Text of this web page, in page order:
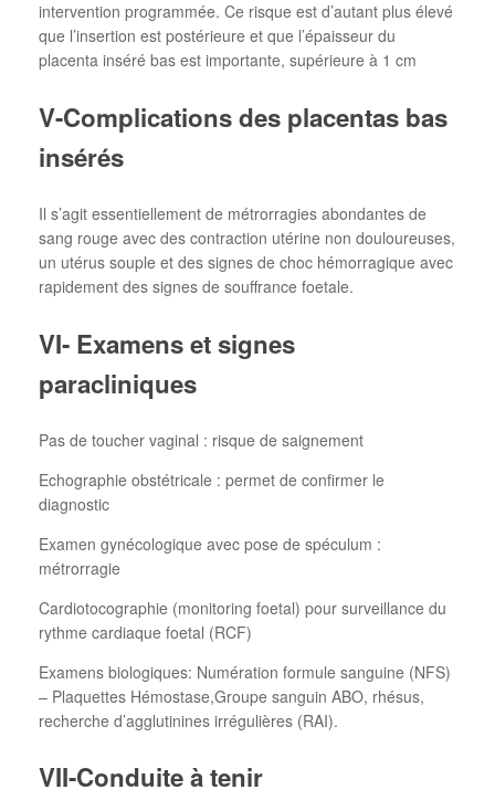
intervention programmée. Ce risque est d’autant plus élevé
que l’insertion est postérieure et que l’épaisseur du
placenta inséré bas est importante, supérieure à 1 cm
V-Complications des placentas bas
insérés
Il s’agit essentiellement de métrorragies abondantes de
sang rouge avec des contraction utérine non douloureuses,
un utérus souple et des signes de choc hémorragique avec
rapidement des signes de souffrance foetale.
VI- Examens et signes
paracliniques
Pas de toucher vaginal : risque de saignement
Echographie obstétricale : permet de confirmer le
diagnostic
Examen gynécologique avec pose de spéculum :
métrorragie
Cardiotocographie (monitoring foetal) pour surveillance du
rythme cardiaque foetal (RCF)
Examens biologiques: Numération formule sanguine (NFS)
– Plaquettes Hémostase,Groupe sanguin ABO, rhésus,
recherche d’agglutinines irrégulières (RAI).
VII-Conduite à tenir